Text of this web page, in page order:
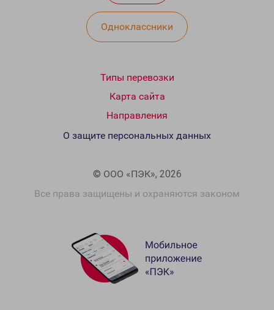
Одноклассники
Типы перевозки
Карта сайта
Направления
© ООО «ПЭК», 2026
Все права защищены и охраняются законом
О защите персональных данных